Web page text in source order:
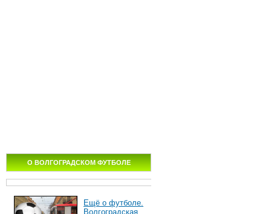
О ВОЛГОГРАДСКОМ ФУТБОЛЕ
Ещё о футболе.
Волгоградская